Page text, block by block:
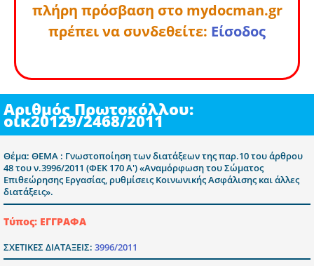
πλήρη πρόσβαση στο mydocman.gr
πρέπει να συνδεθείτε: Είσοδος
Αριθμός Πρωτοκόλλου:
οικ20129/2468/2011
Θέμα: ΘΕΜΑ : Γνωστοποίηση των διατάξεων της παρ.10 του άρθρου
48 του ν.3996/2011 (ΦΕΚ 170 Α') «Αναμόρφωση του Σώματος
Επιθεώρησης Εργασίας, ρυθμίσεις Κοινωνικής Ασφάλισης και άλλες
διατάξεις».
Τύπος: ΕΓΓΡΑΦΑ
ΣΧΕΤΙΚΕΣ ΔΙΑΤΑΞΕΙΣ: 3996/2011